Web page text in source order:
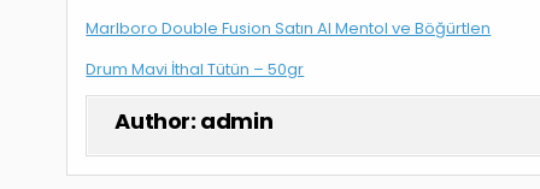
Marlboro Double Fusion Satın Al Mentol ve Böğürtlen
Drum Mavi İthal Tütün – 50gr
Author: admin